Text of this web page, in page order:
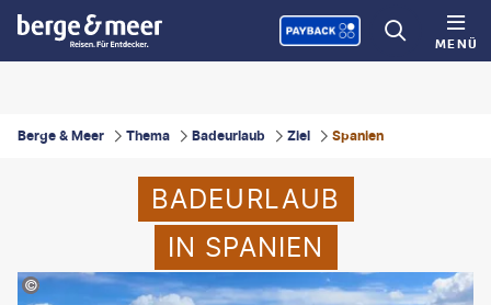
MENÜ
Berge & Meer Thema Badeurlaub Ziel Spanien
BADEURLAUB
IN SPANIEN
Dorin-iStock